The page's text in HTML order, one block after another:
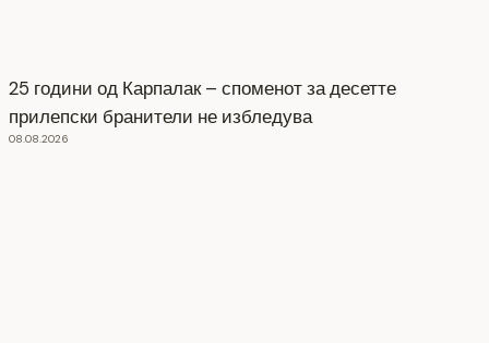
25 години од Карпалак – споменот за десетте
прилепски бранители не избледува
08.08.2026